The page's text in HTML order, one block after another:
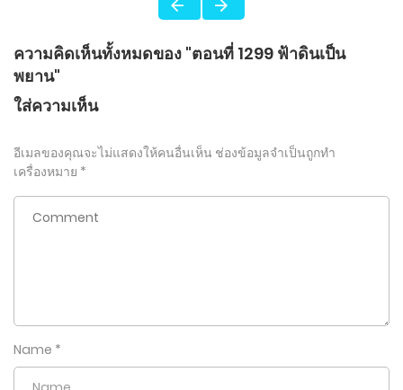
ความคิดเห็นทั้งหมดของ "ตอนที่ 1299 ฟ้าดินเป็น
พยาน"
ใส่ความเห็น
อีเมลของคุณจะไม่แสดงให้คนอื่นเห็น ช่องข้อมูลจำเป็นถูกทำ
เครื่องหมาย *
Name *